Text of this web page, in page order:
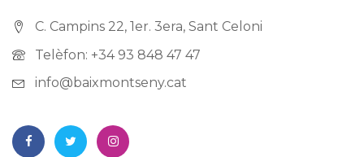
C. Campins 22, 1er. 3era, Sant Celoni
Telèfon: +34 93 848 47 47
info@baixmontseny.cat